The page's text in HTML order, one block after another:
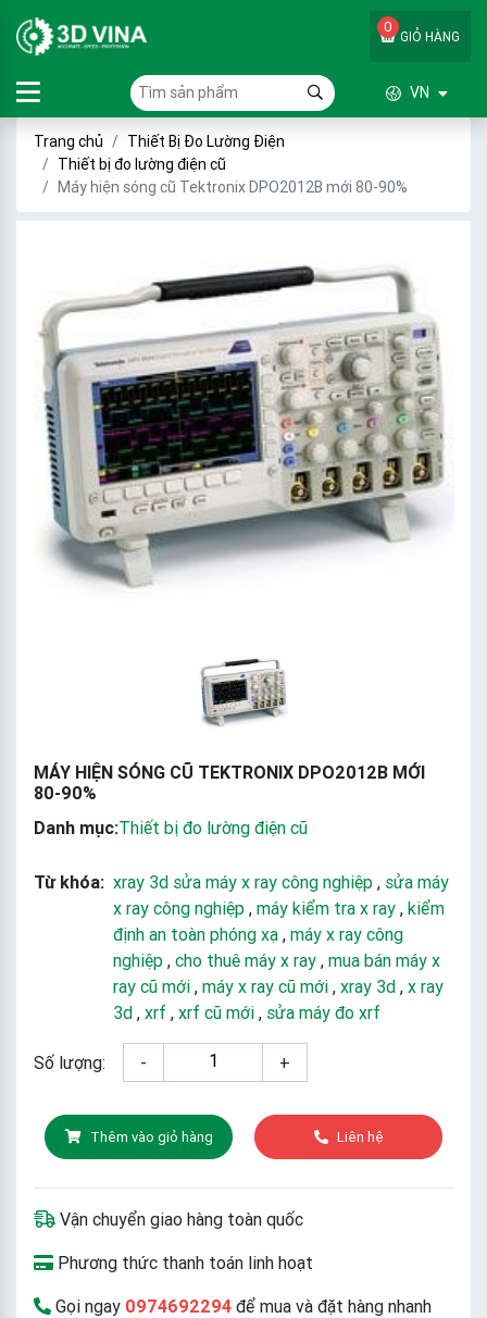
GIỎ HÀNG
0
VN
Trang chủ
Thiết Bị Đo Lường Điện
Thiết bị đo lường điện cũ
Máy hiện sóng cũ Tektronix DPO2012B mới 80-90%
MÁY HIỆN SÓNG CŨ TEKTRONIX DPO2012B MỚI
80-90%
Danh mục:Thiết bị đo lường điện cũ
Từ khóa: xray 3d sửa máy x ray công nghiệp , sửa máy
x ray công nghiệp , máy kiểm tra x ray , kiểm
định an toàn phóng xạ , máy x ray công
nghiệp , cho thuê máy x ray , mua bán máy x
ray cũ mới , máy x ray cũ mới , xray 3d , x ray
3d , xrf , xrf cũ mới , sửa máy đo xrf
Số lượng: - +
Thêm vào giỏ hàng Liên hệ
Vận chuyển giao hàng toàn quốc
Phương thức thanh toán linh hoạt
Gọi ngay 0974692294 để mua và đặt hàng nhanh